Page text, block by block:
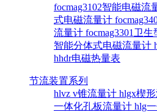
focmag3102智能电磁流
式电磁流量计
流量计 focmag3301卫
智能分体式电磁流量计
hhdr电磁热量表
节流装置系列
hlvz v锥流量计 hlgx楔
一体化孔板流量计 hlg